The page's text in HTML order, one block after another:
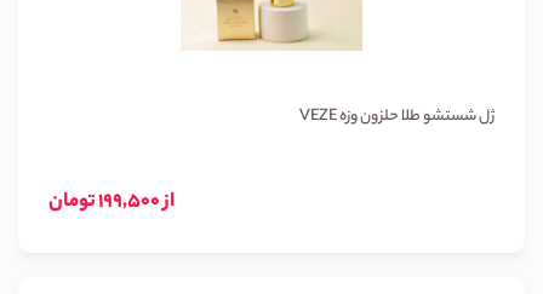
ژل شستشو طلا حلزون وزه VEZE
از 199,500 تومان